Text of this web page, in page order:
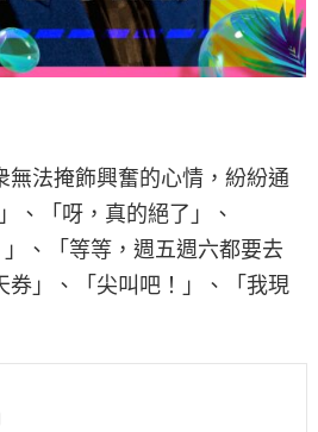
無法掩飾興奮的心情，紛紛通
、「呀，真的絕了」、
」、「等等，週五週六都要去
券」、「尖叫吧！」、「我現